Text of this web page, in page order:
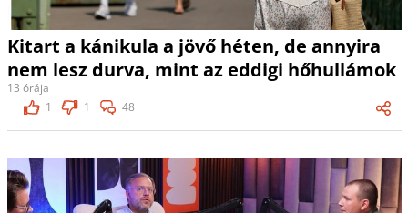
Kitart a kánikula a jövő héten, de annyira
nem lesz durva, mint az eddigi hőhullámok
13 órája
1
1 48